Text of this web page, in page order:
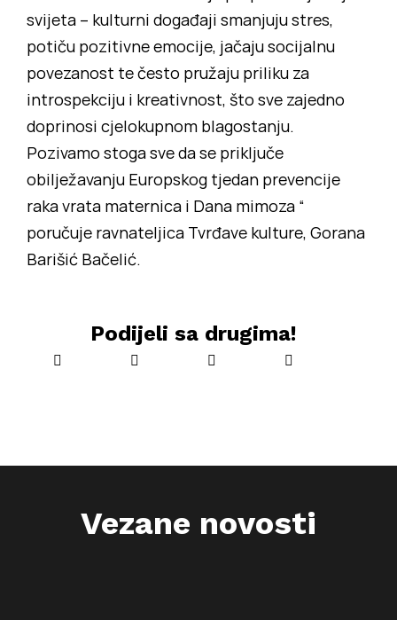
svijeta – kulturni događaji smanjuju stres,
potiču pozitivne emocije, jačaju socijalnu
povezanost te često pružaju priliku za
introspekciju i kreativnost, što sve zajedno
doprinosi cjelokupnom blagostanju.
Pozivamo stoga sve da se priključe
obilježavanju Europskog tjedan prevencije
raka vrata maternica i Dana mimoza “
poručuje ravnateljica Tvrđave kulture, Gorana
Barišić Bačelić.
Podijeli sa drugima!
Vezane novosti